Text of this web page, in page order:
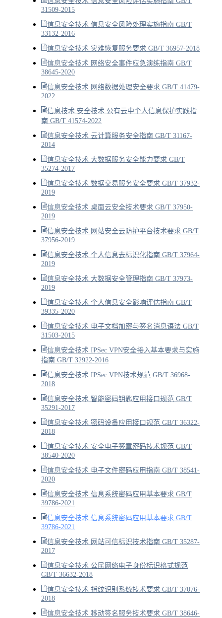
31509-2015
信息安全技术 信息安全风险处理实施指南 GB/T
33132-2016
信息安全技术 灾难恢复服务要求 GB/T 36957-2018
信息安全技术 网络安全事件应急演练指南 GB/T
38645-2020
信息安全技术 网络数据处理安全要求 GB/T 41479-
2022
信息技术 安全技术 公有云中个人信息保护实践指
南 GB/T 41574-2022
信息安全技术 云计算服务安全指南 GB/T 31167-
2014
信息安全技术 大数据服务安全能力要求 GB/T
35274-2017
信息安全技术 数据交易服务安全要求 GB/T 37932-
2019
信息安全技术 桌面云安全技术要求 GB/T 37950-
2019
信息安全技术 网站安全云防护平台技术要求 GB/T
37956-2019
信息安全技术 个人信息去标识化指南 GB/T 37964-
2019
信息安全技术 大数据安全管理指南 GB/T 37973-
2019
信息安全技术 个人信息安全影响评估指南 GB/T
39335-2020
信息安全技术 电子文档加密与签名消息语法 GB/T
31503-2015
信息安全技术 IPSec VPN安全接入基本要求与实施
指南 GB/T 32922-2016
信息安全技术 IPSec VPN技术规范 GB/T 36968-
2018
信息安全技术 智能密码钥匙应用接口规范 GB/T
35291-2017
信息安全技术 密码设备应用接口规范 GB/T 36322-
2018
信息安全技术 安全电子签章密码技术规范 GB/T
38540-2020
信息安全技术 电子文件密码应用指南 GB/T 38541-
2020
信息安全技术 信息系统密码应用基本要求 GB/T
39786-2021
信息安全技术 信息系统密码应用基本要求 GB/T
39786-2021
信息安全技术 网站可信标识技术指南 GB/T 35287-
2017
信息安全技术 公民网络电子身份标识格式规范
GB/T 36632-2018
信息安全技术 指纹识别系统技术要求 GB/T 37076-
2018
信息安全技术 移动签名服务技术要求 GB/T 38646-